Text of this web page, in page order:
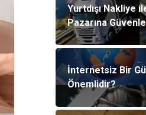
Yurtdışı Nakliye
Pazarına Güvenle
İnternetsiz Bir
Önemlidir?